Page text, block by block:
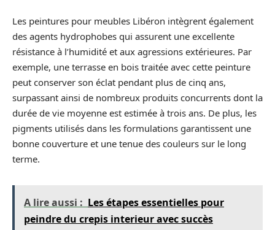
Les peintures pour meubles Libéron intègrent également
des agents hydrophobes qui assurent une excellente
résistance à l’humidité et aux agressions extérieures. Par
exemple, une terrasse en bois traitée avec cette peinture
peut conserver son éclat pendant plus de cinq ans,
surpassant ainsi de nombreux produits concurrents dont la
durée de vie moyenne est estimée à trois ans. De plus, les
pigments utilisés dans les formulations garantissent une
bonne couverture et une tenue des couleurs sur le long
terme.
A lire aussi : Les étapes essentielles pour
peindre du crepis interieur avec succès